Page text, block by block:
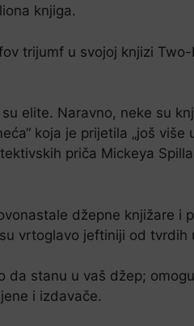
knjiga.
trijumf u svojoj knjizi Two-
elite. Naravno, neke su
koja je prijetila „još više
priča Mickeya
džepne knjižare i
vrtoglavo jeftiniji od tvrdih
stanu u vaš džep;
i izdavače.